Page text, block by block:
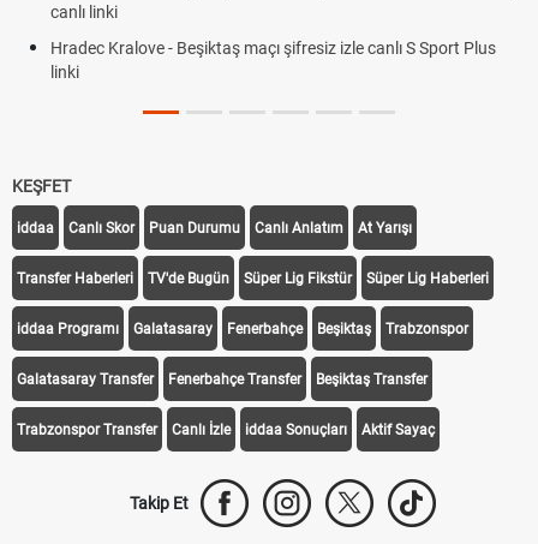
canlı linki
Hradec Kralove - Beşiktaş maçı şifresiz izle canlı S Sport Plus
linki
KEŞFET
iddaa Canlı Skor Puan Durumu Canlı Anlatım At Yarışı
Transfer Haberleri TV'de Bugün Süper Lig Fikstür Süper Lig Haberleri
iddaa Programı Galatasaray Fenerbahçe Beşiktaş Trabzonspor
Galatasaray Transfer Fenerbahçe Transfer Beşiktaş Transfer
Trabzonspor Transfer Canlı İzle iddaa Sonuçları Aktif Sayaç
Takip Et